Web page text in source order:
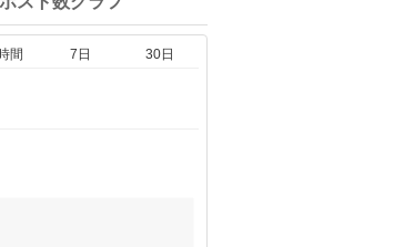
間 7日 30日